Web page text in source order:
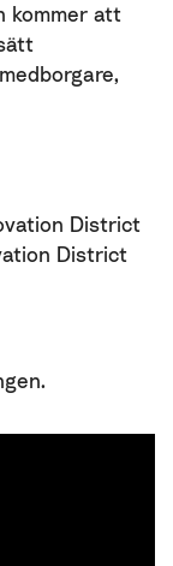
kommer att
District
District